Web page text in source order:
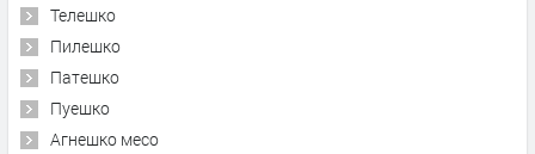
Телешко
Пилешко
Патешко
Пуешко
Агнешко месо